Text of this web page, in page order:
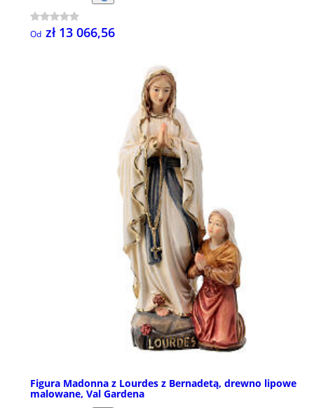
Od zł 13 066,56
Figura Madonna z Lourdes z Bernadetą, drewno lipowe
malowane, Val Gardena